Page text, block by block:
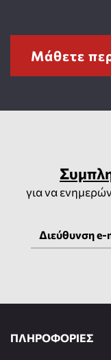
Μάθετε
για να
ΠΛΗΡΟΦΟΡΙΕΣ